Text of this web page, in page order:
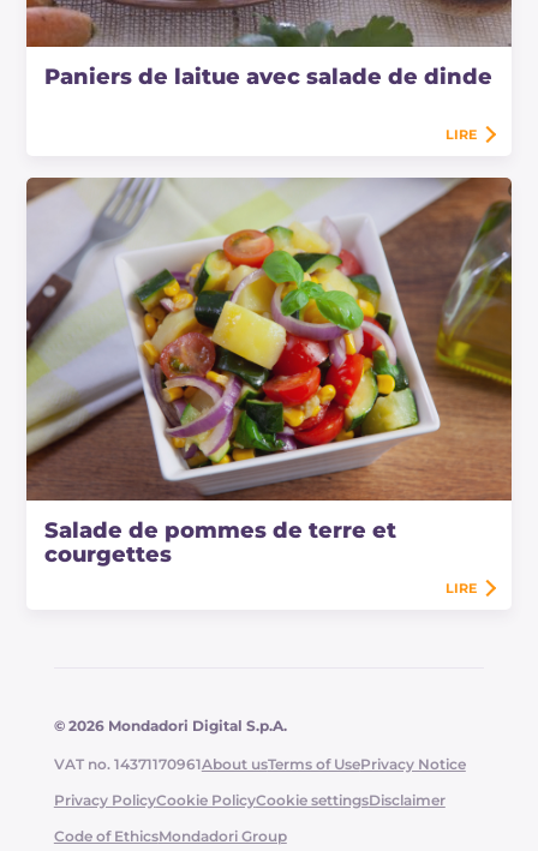
Paniers de laitue avec salade de dinde
LIRE
Salade de pommes de terre et
courgettes
LIRE
© 2026 Mondadori Digital S.p.A.
VAT no. 14371170961About usTerms of UsePrivacy Notice
Privacy PolicyCookie PolicyCookie settingsDisclaimer
Code of EthicsMondadori Group